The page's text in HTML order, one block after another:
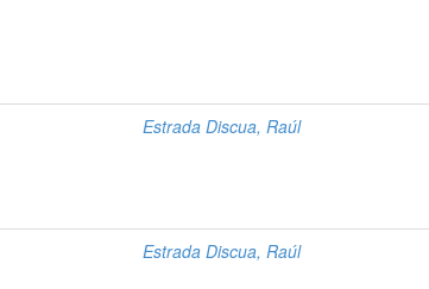
Estrada Discua, Raúl
Estrada Discua, Raúl